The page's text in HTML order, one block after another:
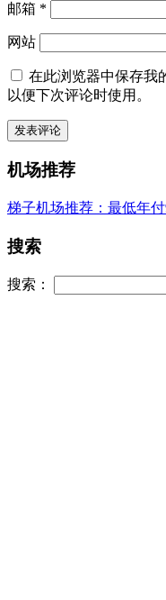
邮箱 *
网站
在此浏览器中保存我
以便下次评论时使用。
机场推荐
梯子机场推荐：最低年付
搜索
搜索：